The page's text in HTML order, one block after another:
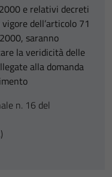
e relativi decreti
dell’articolo 71
saranno
la veridicità delle
alla domanda
n. 16 del